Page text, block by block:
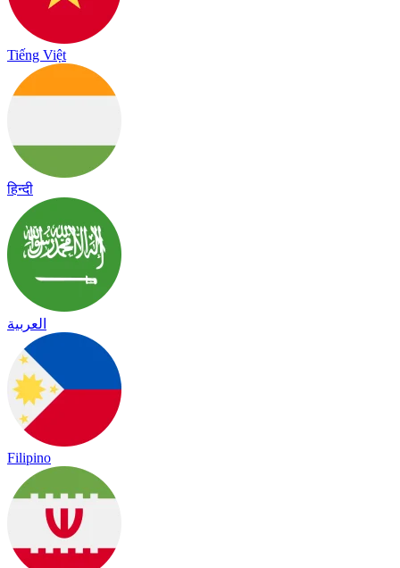
Tiếng Việt
हिन्दी
العربية
Filipino